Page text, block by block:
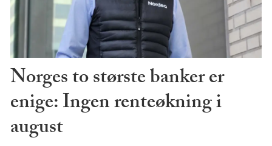
Norges to største banker er
enige: Ingen renteøkning i
august